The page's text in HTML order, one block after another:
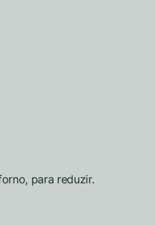
para reduzir.